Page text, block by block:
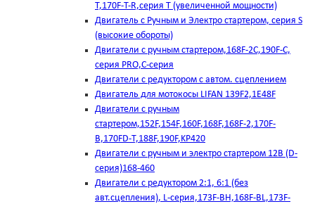
T,170F-T-R,серия Т (увеличенной мощности)
Двигатель с Ручным и Электро стартером, серия S
(высокие обороты)
Двигатели с ручным стартером,168F-2C,190F-C,
серия PRO,C-серия
Двигатели с редуктором с автом. сцеплением
Двигатель для мотокосы LIFAN 139F2,1E48F
Двигатели с ручным
стартером,152F,154F,160F,168F,168F-2,170F-
B,170FD-T,188F,190F,KP420
Двигатели с ручным и электро стартером 12В (D-
серия)168-460
Двигатели с редуктором 2:1, 6:1 (без
авт.сцепления), L-серия,173F-BH,168F-BL,173F-